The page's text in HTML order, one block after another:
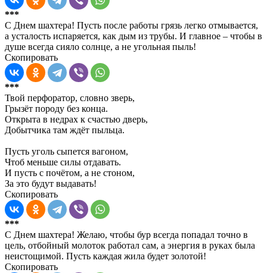
***
С Днем шахтера! Пусть после работы грязь легко отмывается,
а усталость испаряется, как дым из трубы. И главное – чтобы в
душе всегда сияло солнце, а не угольная пыль!
Скопировать
***
Твой перфоратор, словно зверь,
Грызёт породу без конца.
Открыта в недрах к счастью дверь,
Добытчика там ждёт пыльца.
Пусть уголь сыпется вагоном,
Чтоб меньше силы отдавать.
И пусть с почётом, а не стоном,
За это будут выдавать!
Скопировать
***
С Днем шахтера! Желаю, чтобы бур всегда попадал точно в
цель, отбойный молоток работал сам, а энергия в руках была
неистощимой. Пусть каждая жила будет золотой!
Скопировать